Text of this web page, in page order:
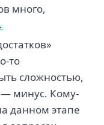
много,
то
сложностью,
— минус. Кому-
данном этапе